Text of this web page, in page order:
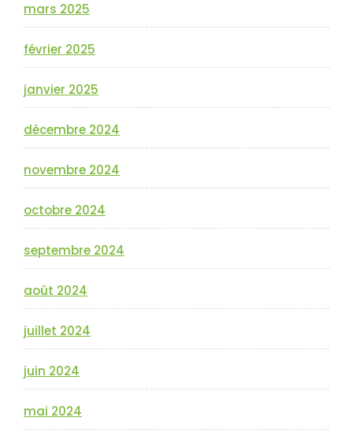
mars 2025
février 2025
janvier 2025
décembre 2024
novembre 2024
octobre 2024
septembre 2024
août 2024
juillet 2024
juin 2024
mai 2024